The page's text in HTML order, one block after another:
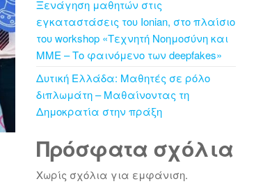
Ξενάγηση μαθητών στις
εγκαταστάσεις του Ionian, στο πλαίσιο
του workshop «Τεχνητή Νοημοσύνη και
ΜΜΕ – Το φαινόμενο των deepfakes»
Δυτική Ελλάδα: Μαθητές σε ρόλο
διπλωμάτη – Μαθαίνοντας τη
Δημοκρατία στην πράξη
Πρόσφατα σχόλια
Χωρίς σχόλια για εμφάνιση.